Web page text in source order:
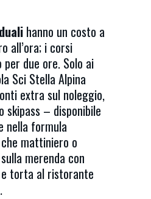
hanno un costo a
all’ora; i corsi
due ore. Solo ai
Sci Stella Alpina
extra sul noleggio,
skipass – disponibile
nella formula
mattiniero o
merenda con
torta al ristorante